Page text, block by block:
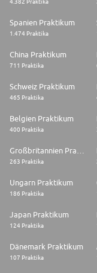
Spanien Praktikum
1.474 Praktika
China Praktikum
711 Praktika
Schweiz Praktikum
465 Praktika
Belgien Praktikum
400 Praktika
263 Praktika
Ungarn Praktikum
186 Praktika
Japan Praktikum
124 Praktika
Dänemark Praktikum
107 Praktika